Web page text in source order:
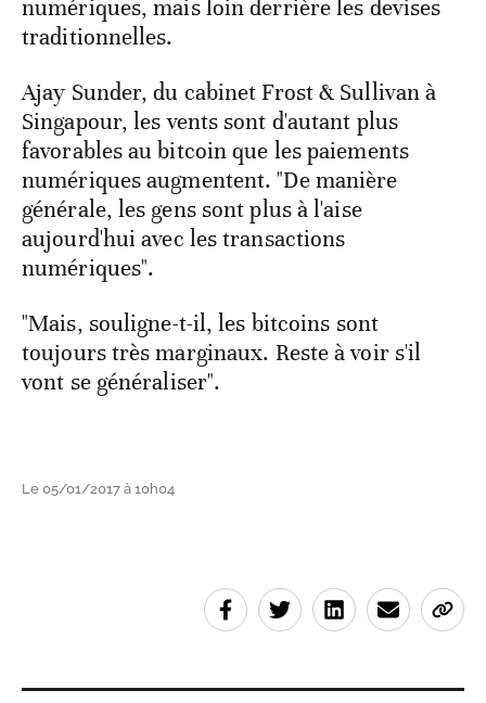
numériques, mais loin derrière les devises
traditionnelles.
Ajay Sunder, du cabinet Frost & Sullivan à
Singapour, les vents sont d'autant plus
favorables au bitcoin que les paiements
numériques augmentent. "De manière
générale, les gens sont plus à l'aise
aujourd'hui avec les transactions
numériques".
"Mais, souligne-t-il, les bitcoins sont
toujours très marginaux. Reste à voir s'il
vont se généraliser".
Le 05/01/2017 à 10h04